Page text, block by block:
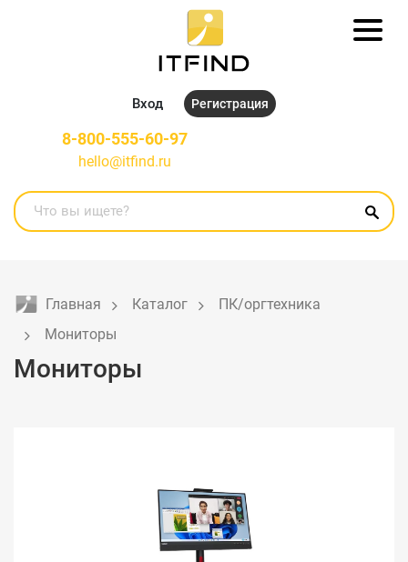
Вход Регистрация
8-800-555-60-97
hello@itfind.ru
Главная Каталог
ПК/оргтехника
Мониторы
Мониторы